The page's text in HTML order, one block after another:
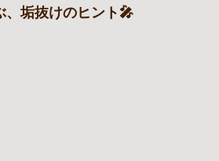
、垢抜けのヒント🎤